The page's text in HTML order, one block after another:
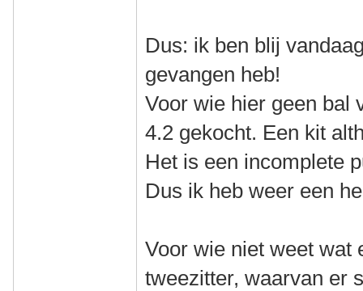
Dus: ik ben blij
gevangen heb!
Voor wie hier geen bal
4.2 gekocht. Een kit
Het is een incomplete
Dus ik heb weer een
Voor wie niet weet wat
tweezitter, waarvan er